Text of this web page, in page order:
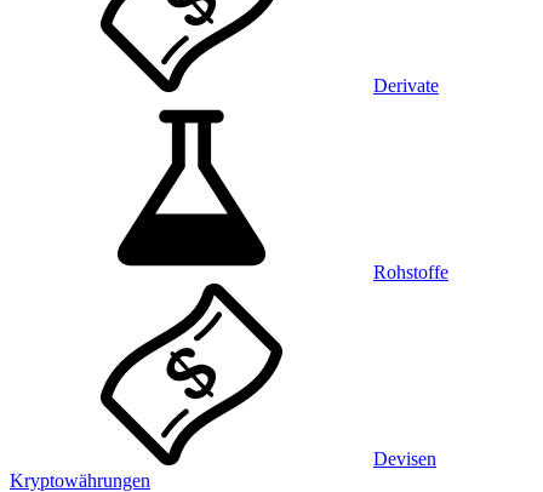
Derivate
Rohstoffe
Devisen
Kryptowährungen